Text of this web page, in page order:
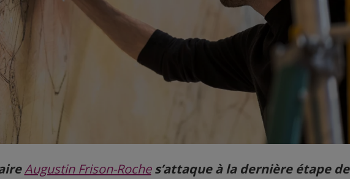
Augustin Frison-Roches’attaque à la dernière étape de